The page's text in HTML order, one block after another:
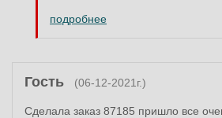
подробнее
Гость (06-12-2021г.)
Сделала заказ 87185 пришло все